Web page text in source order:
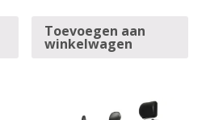
Toevoegen aan
winkelwagen